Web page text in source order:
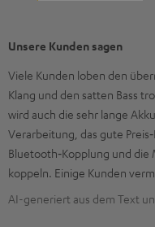
Unsere Kunden sagen
Viele Kunden loben den
Klang und den satten Bass
wird auch die sehr lange
Verarbeitung, das gute
Bluetooth‑Kopplung und
koppeln. Einige Kunden
AI-generiert aus dem Text